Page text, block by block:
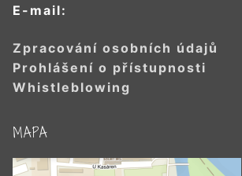
E-mail:
Zpracování osobních údajů
Prohlášení o přístupnosti
Whistleblowing
MAPA